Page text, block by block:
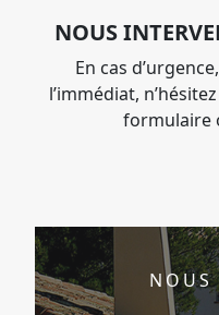
NOUS
En cas
l’immédiat,
formulaire
NOUS